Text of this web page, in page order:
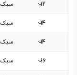
12 سبک
14 سبک
14 سبک
16 سبک